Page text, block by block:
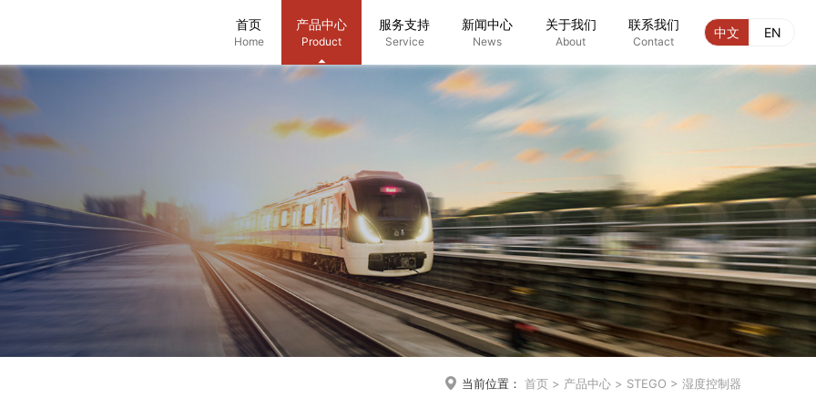
首页
Home
产品中心
Product
服务支持
Service
新闻中心
News
关于我们
About
联系我们
Contact
中文 EN
 当前位置： 首页> 产品中心> STEGO > 湿度控制器